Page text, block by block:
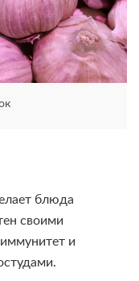
блюда
своими
и